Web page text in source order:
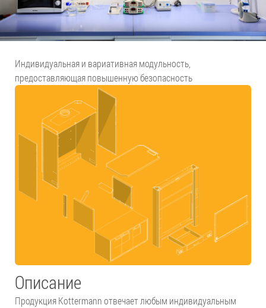
Индивидуальная и вариативная модульность,
предоставляющая повышенную безопасность
Описание
Продукция Kottermann отвечает любым индивидуальным